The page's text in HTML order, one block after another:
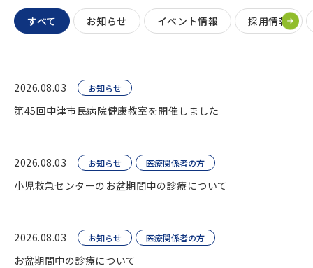
すべて お知らせ イベント情報 採用情報
2026.08.03 お知らせ
第45回中津市民病院健康教室を開催しました
2026.08.03 お知らせ 医療関係者の方
小児救急センターのお盆期間中の診療について
2026.08.03 お知らせ 医療関係者の方
お盆期間中の診療について